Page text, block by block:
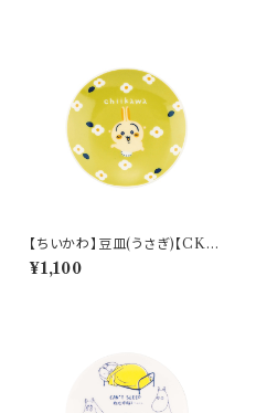
【ちいかわ】豆皿(うさぎ)【CKW
20】CKW23-333
¥1,100